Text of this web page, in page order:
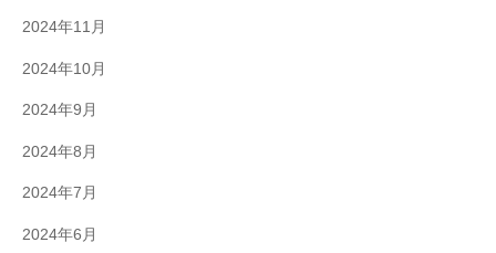
2024年11月
2024年10月
2024年9月
2024年8月
2024年7月
2024年6月